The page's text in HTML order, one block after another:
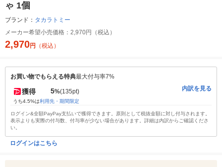
ゃ 1個
ブランド： タカラトミー
メーカー希望小売価格： 2,970円（税込）
2,970円 （税込）
お買い物でもらえる特典最大付与率7%
獲得 5%(135pt)
うち4.5%は利用先・期間限定
内訳を見る
ログイン&全額PayPay支払いで獲得できます。原則として税抜金額に対し付与されます。
表示よりも実際の付与数、付与率が少ない場合があります。詳細は内訳からご確認くださ
い。
ログインはこちら